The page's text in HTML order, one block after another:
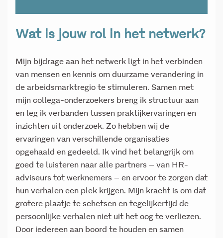
Wat is jouw rol in het netwerk?
Mijn bijdrage aan het netwerk ligt in het verbinden
van mensen en kennis om duurzame verandering in
de arbeidsmarktregio te stimuleren. Samen met
mijn collega-onderzoekers breng ik structuur aan
en leg ik verbanden tussen praktijkervaringen en
inzichten uit onderzoek. Zo hebben wij de
ervaringen van verschillende organisaties
opgehaald en gedeeld. Ik vind het belangrijk om
goed te luisteren naar alle partners – van HR-
adviseurs tot werknemers – en ervoor te zorgen dat
hun verhalen een plek krijgen. Mijn kracht is om dat
grotere plaatje te schetsen en tegelijkertijd de
persoonlijke verhalen niet uit het oog te verliezen.
Door iedereen aan boord te houden en samen